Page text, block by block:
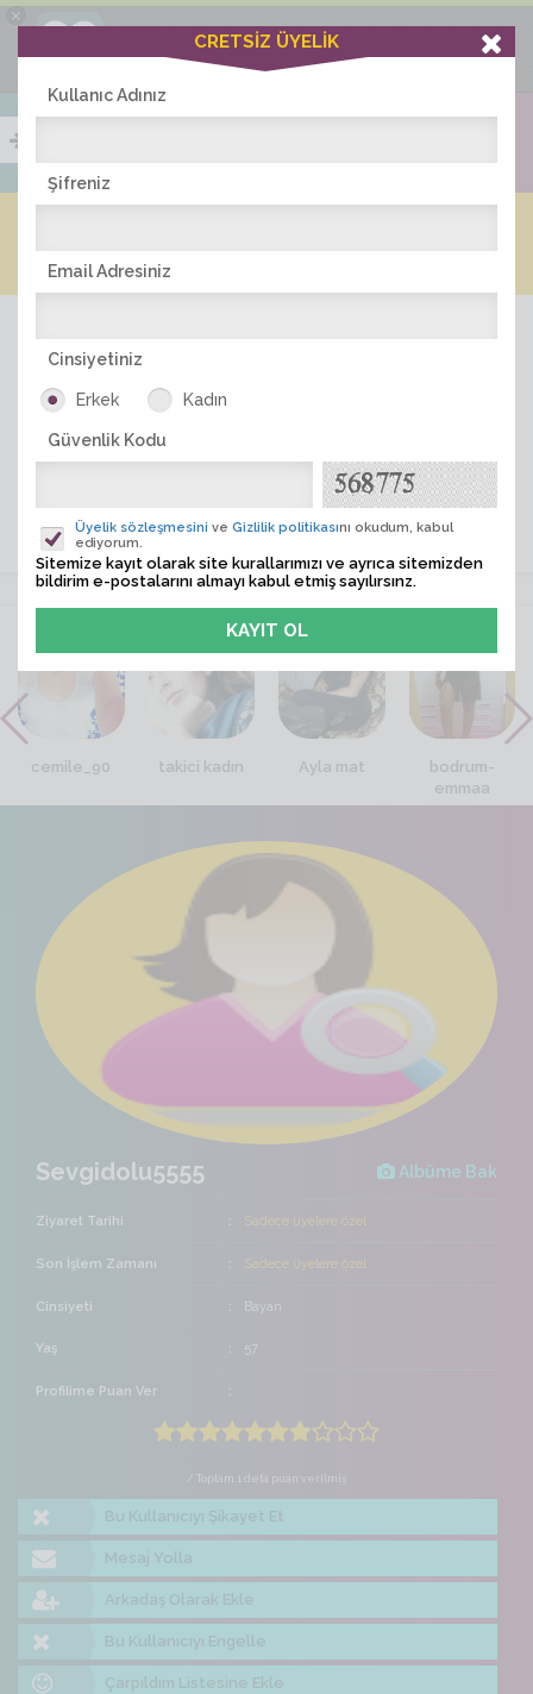
×
Ciddiask Uygulaması
+1 Hafta Gold Üyelik Kazan
Bedava - com.ciddi.ask
İNDİR
ÜYE ARA
VİTRİN
cemile_90 takici kadın Ayla mat
bodrum-
emmaa
Sevgidolu5555 Albüme Bak
Ziyaret Tarihi Sadece üyelere özel
Son İşlem Zamanı Sadece üyelere özel
Cinsiyeti Bayan
Yaş 57
Profilime Puan Ver
/ Toplam 1 defa puan verilmiş
Bu Kullanıcıyı Şikayet Et
Mesaj Yolla
Arkadaş Olarak Ekle
Bu Kullanıcıyı Engelle
Çarpıldım Listesine Ekle
CRETSİZ ÜYELİK
Kullanıc Adınız
Şifreniz
Email Adresiniz
Cinsiyetiniz
Erkek Kadın
Güvenlik Kodu
Üyelik sözleşmesini ve Gizlilik politikasını okudum, kabul
ediyorum.
Sitemize kayıt olarak site kurallarımızı ve ayrıca sitemizden
bildirim e-postalarını almayı kabul etmiş sayılırsınz.